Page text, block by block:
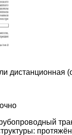
дистанционная